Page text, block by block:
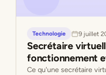
Technologie 9 juillet
Secrétaire
fonctionnement
Ce qu'une secrétaire